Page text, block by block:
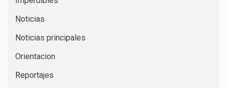
Noticias
Noticias principales
Orientacion
Reportajes